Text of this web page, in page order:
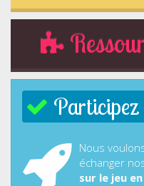
Participez
Nous
échanger
sur le jeu